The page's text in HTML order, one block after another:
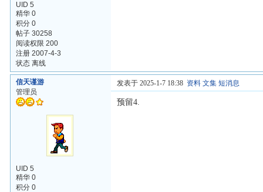
UID 5
精华 0
积分 0
帖子 30258
阅读权限 200
注册 2007-4-3
状态 离线
信天谨游
管理员
UID 5
精华 0
积分 0
发表于 2025-1-7 18:38 资料 文集 短消息
预留4.